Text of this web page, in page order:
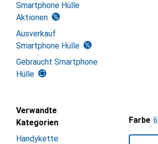
Smartphone Hülle
Aktionen
Ausverkauf
Smartphone Hülle
Gebraucht Smartphone
Hülle
Verwandte
Kategorien
Handykette
Farbe 6